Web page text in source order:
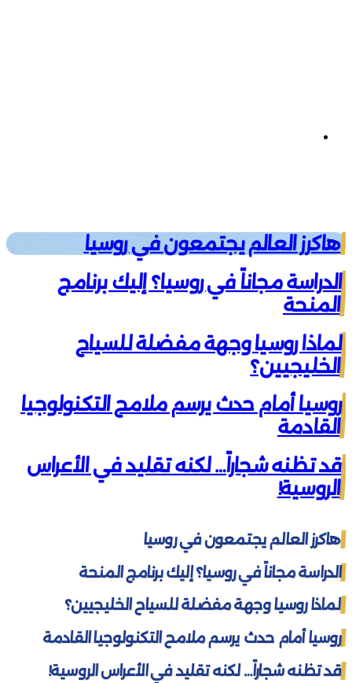
هاكرز العالم يجتمعون في روسيا
الدراسة مجاناً في روسيا؟ إليك برنامج
المنحة
لماذا روسيا وجهة مفضلة للسياح
الخليجيين؟
روسيا أمام حدث يرسم ملامح التكنولوجيا
القادمة
قد تظنه شجاراً… لكنه تقليد في الأعراس
الروسية!
هاكرز العالم يجتمعون في روسيا
الدراسة مجاناً في روسيا؟ إليك برنامج المنحة
لماذا روسيا وجهة مفضلة للسياح الخليجيين؟
روسيا أمام حدث يرسم ملامح التكنولوجيا القادمة
قد تظنه شجاراً… لكنه تقليد في الأعراس الروسية!